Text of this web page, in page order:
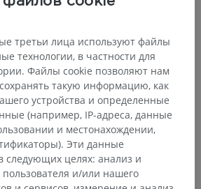
распространённой форме
. В подобных случаях
и хорион, однако истинная
никогда не образуется;
завершается изгнанием
брюшное отверстие, хотя нередко
в брюшинную полость,
кровотечением и
вмешательства.
третьи лица используют файлы
технологии, в частности для
Файлы cookie позволяют нам
такую информацию, как
устройства и определенные
(например, IP-адреса, данные
и местонахождении,
Эти данные
следующих целях: анализ и
и/или нашего